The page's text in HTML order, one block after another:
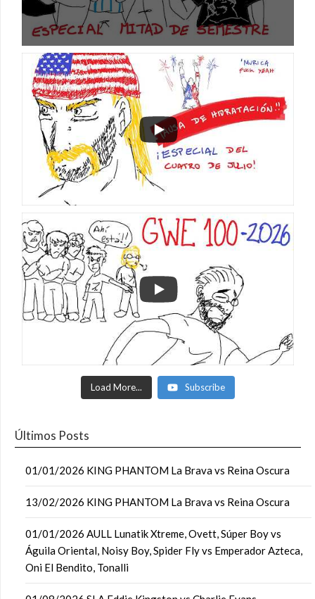
Load More... Subscribe
Últimos Posts
01/01/2026 KING PHANTOM La Brava vs Reina Oscura
13/02/2026 KING PHANTOM La Brava vs Reina Oscura
01/01/2026 AULL Lunatik Xtreme, Ovett, Súper Boy vs
Águila Oriental, Noisy Boy, Spider Fly vs Emperador Azteca,
Oni El Bendito, Tonalli